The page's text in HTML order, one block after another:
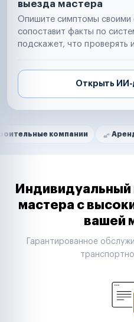
выезда мастера
Опишите симптомы своими
сопоставит факты по
подскажет, что проверять
Открыть ИИ-
Нам доверяют
компании Аренда
Маркетплейсы
Таксопарки
Автодилеры
Строительные компании
Аренда спецтехники
мастера с
вашей
Гарантированное